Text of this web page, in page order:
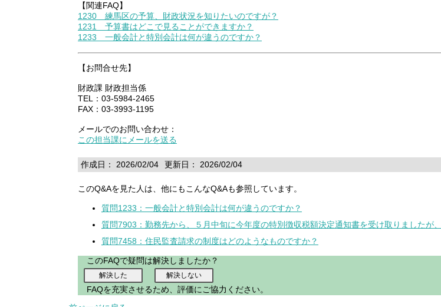
【関連FAQ】
1230 練馬区の予算、財政状況を知りたいのですが？
1231 予算書はどこで見ることができますか？
1233 一般会計と特別会計は何が違うのですか？
【お問合せ先】
財政課 財政担当係
TEL：03-5984-2465
FAX：03-3993-1195
メールでのお問い合わせ：
この担当課にメールを送る
作成日： 2026/02/04 更新日： 2026/02/04
このQ&Aを見た人は、他にもこんなQ&Aも参照しています。
質問1233：一般会計と特別会計は何が違うのですか？
質問7903：勤務先から、５月中旬に今年度の特別徴収税額決定通知書を受け取りましたが
質問7458：住民監査請求の制度はどのようなものですか？
このFAQで疑問は解決しましたか？
FAQを充実させるため、評価にご協力ください。